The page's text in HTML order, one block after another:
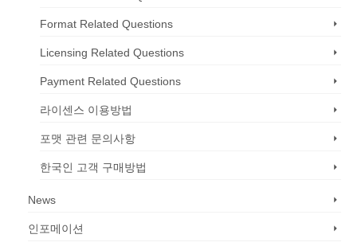
Format Related Questions
Licensing Related Questions
Payment Related Questions
라이센스 이용방법
포맷 관련 문의사항
한국인 고객 구매방법
News
인포메이션